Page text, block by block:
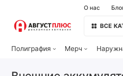
О нас
ВСЕ
Полиграфия Мерч